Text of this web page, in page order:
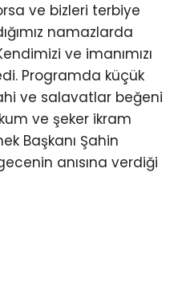
ve bizleri terbiye
namazlarda
ve imanımızı
Programda küçük
ve salavatlar beğeni
ve şeker ikram
Başkanı Şahin
anısına verdiği